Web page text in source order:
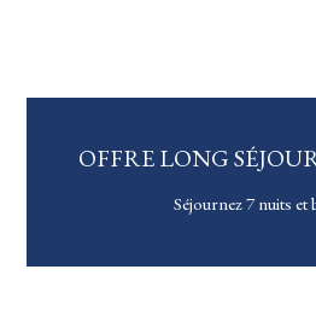
LONG SÉJOUR - PLUS DE 1...
Séjournez 7 nuits et bénéfi...